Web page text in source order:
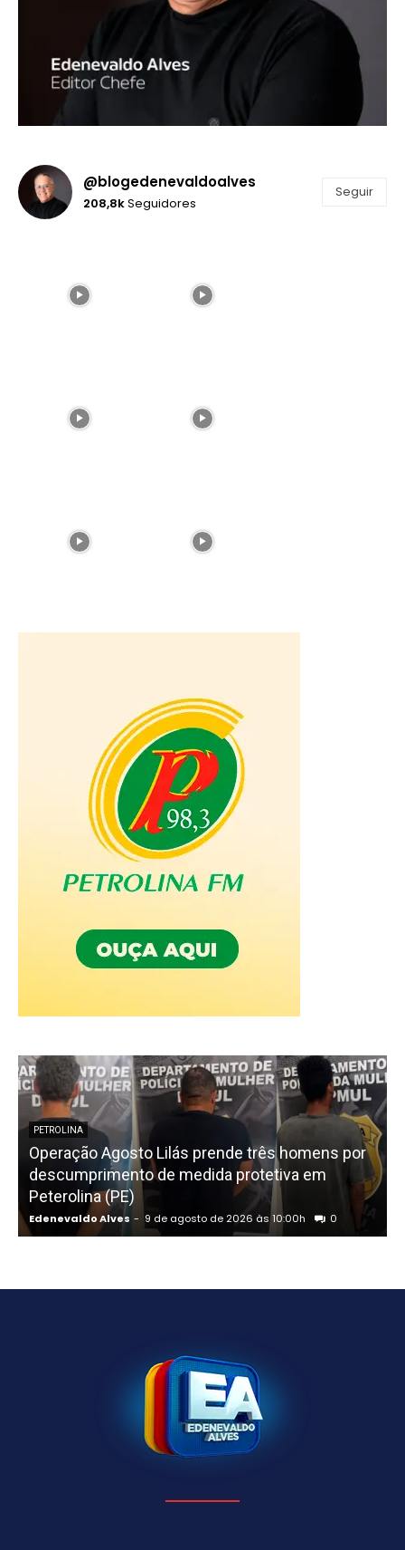
@blogedenevaldoalves
208,8kSeguidores
Seguir
PETROLINA
Operação Agosto Lilás prende três homens por
descumprimento de medida protetiva em
Peterolina (PE)
Edenevaldo Alves - 9 de agosto de 2026 às 10:00h 0